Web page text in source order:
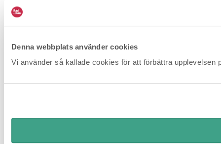
Denna webbplats använder cookies
Vi använder så kallade cookies för att förbättra upplevelsen